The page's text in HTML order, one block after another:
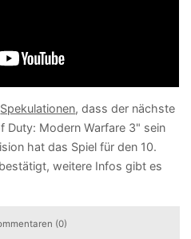
Spekulationen, dass der nächste
Duty: Modern Warfare 3" sein
hat das Spiel für den 10.
weitere Infos gibt es
(0)